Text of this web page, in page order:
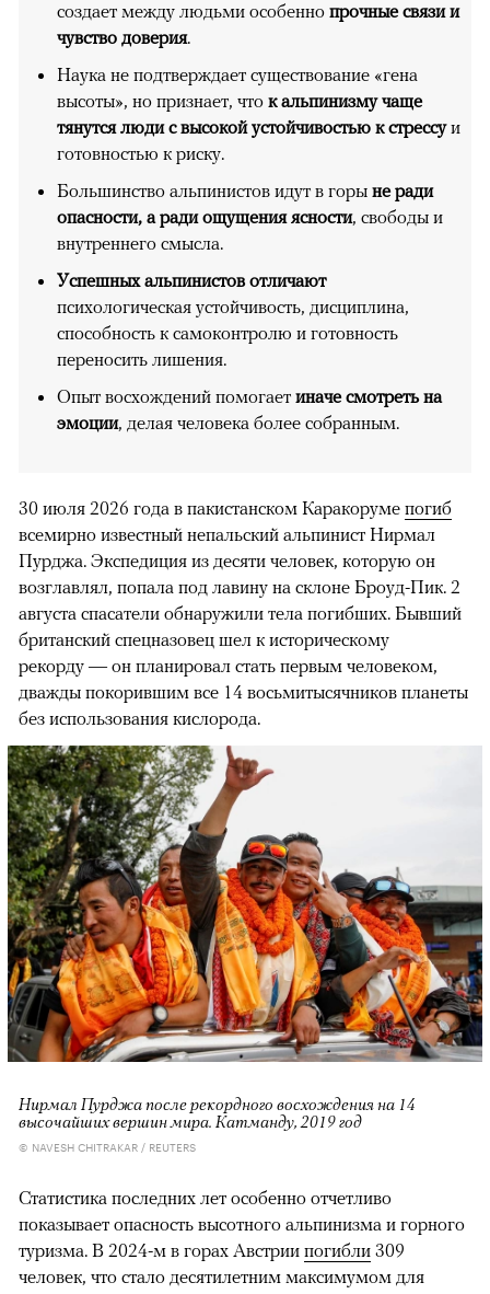
создает между людьми особенно прочные связи и
чувство доверия.
Наука не подтверждает существование «гена
высоты», но признает, что к альпинизму чаще
тянутся люди с высокой устойчивостью к стрессуи
готовностью к риску.
Большинство альпинистов идут в горы не ради
опасности, а ради ощущения ясности, свободы и
внутреннего смысла.
Успешных альпинистов отличают
психологическая устойчивость, дисциплина,
способность к самоконтролю и готовность
переносить лишения.
Опыт восхождений помогает иначе смотреть на
эмоции, делая человека более собранным.
30 июля 2026 года в пакистанском Каракоруме погиб
всемирно известный непальский альпинист Нирмал
Пурджа. Экспедиция из десяти человек, которую он
возглавлял, попала под лавину на склоне Броуд-Пик. 2
августа спасатели обнаружили тела погибших. Бывший
британский спецназовец шел к историческому
рекорду — он планировал стать первым человеком,
дважды покорившим все 14 восьмитысячников планеты
без использования кислорода.
Нирмал Пурджа после рекордного восхождения на 14
высочайших вершин мира. Катманду, 2019 год
© NAVESH CHITRAKAR / REUTERS
Статистика последних лет особенно отчетливо
показывает опасность высотного альпинизма и горного
туризма. В 2024-м в горах Австрии погибли 309
человек, что стало десятилетним максимумом для